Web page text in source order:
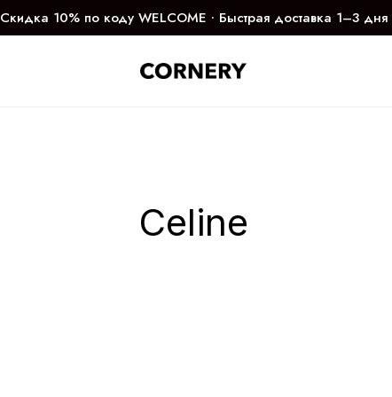
Скидка 10% по коду WELCOME ∙ Быстрая доставка 1–3 дня
Celine